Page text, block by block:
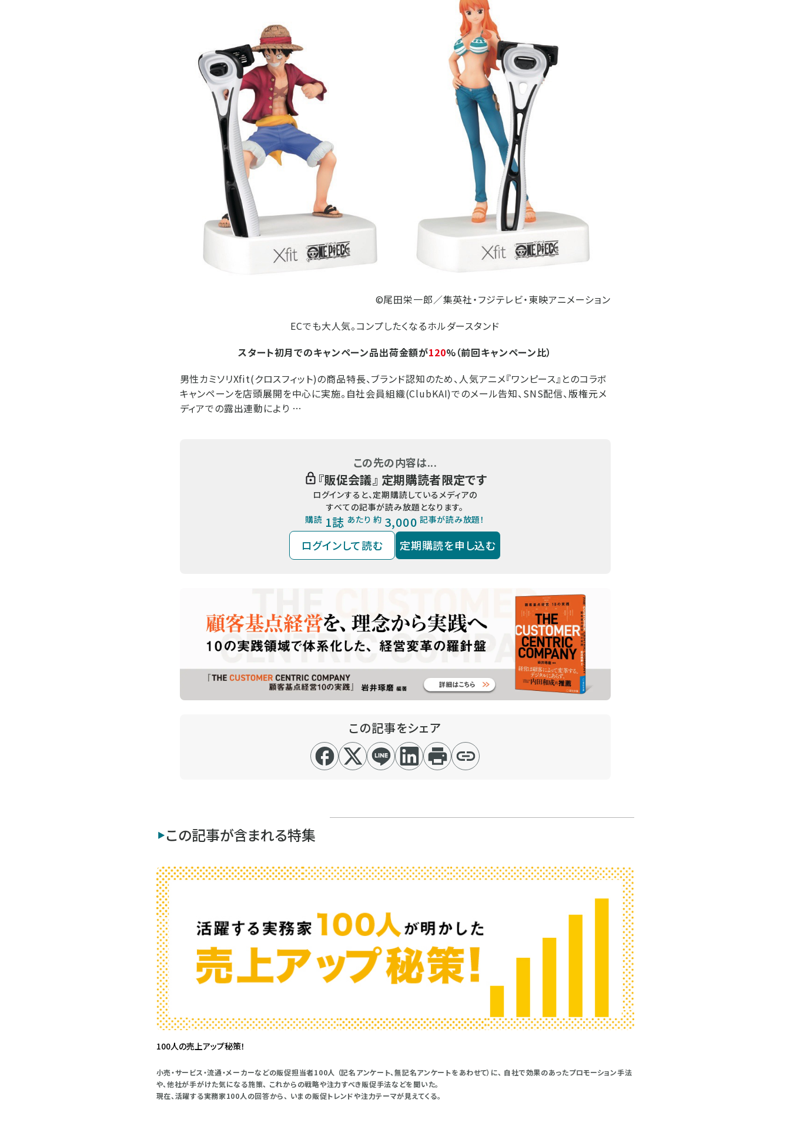
©尾田栄一郎／集英社・フジテレビ・東映アニメーション
ECでも大人気。コンプしたくなるホルダースタンド
スタート初月でのキャンペーン品出荷金額が120%（前回キャンペーン比）
男性カミソリXfit(クロスフィット)の商品特長、ブランド認知のため、人気アニメ『ワンピース』とのコラボ
キャンペーンを店頭展開を中心に実施。自社会員組織(ClubKAI)でのメール告知、SNS配信、版権元メ
ディアでの露出連動により …
この先の内容は...
『販促会議』 定期購読者限定です
ログインすると、定期購読しているメディアの
すべての記事が読み放題となります。
購読 1誌 あたり 約 3,000 記事が読み放題！
ログインして読む 定期購読を申し込む
この記事をシェア
この記事が含まれる特集
100人の売上アップ秘策！
小売・サービス・流通・メーカーなどの販促担当者100人 （記名アンケート、無記名アンケートをあわせて）に、 自社で効果のあったプロモーション手法
や、他社が手がけた気になる施策、 これからの戦略や注力すべき販促手法などを聞いた。
現在、活躍する実務家100人の回答から、 いまの販促トレンドや注力テーマが見えてくる。